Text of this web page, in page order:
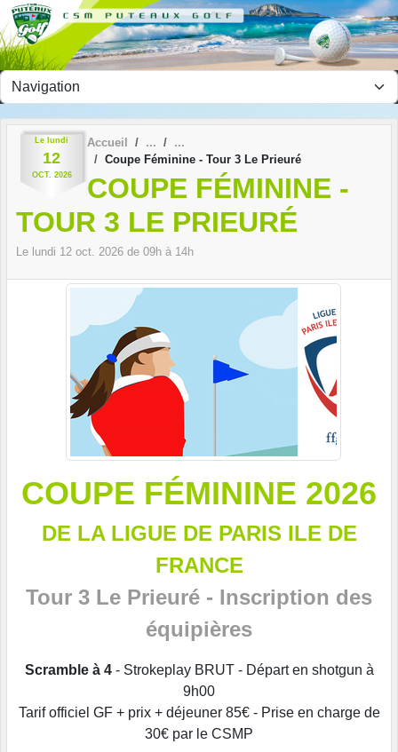
Le lundi
12
OCT. 2026
Accueil
Coupe Féminine - Tour 3 Le Prieuré
COUPE FÉMININE -
TOUR 3 LE PRIEURÉ
Le lundi 12 oct. 2026 de 09h à 14h
COUPE FÉMININE 2026
DE LA LIGUE DE PARIS ILE DE
FRANCE
Tour 3 Le Prieuré - Inscription des
équipières
Scramble à 4- Strokeplay BRUT - Départ en shotgun à
9h00
Tarif officiel GF + prix + déjeuner 85€ - Prise en charge de
30€ par le CSMP
Panneau de gestion des cookies